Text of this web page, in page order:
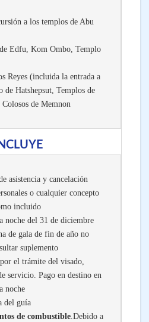
a los templos de Abu
Edfu, Kom Ombo, Templo
Reyes (incluida la entrada a
de Hatshepsut, Templos de
de Memnon
asistencia y cancelación
o cualquier concepto
incluido
noche del 31 de diciembre
de gala de fin de año no
suplemento
el trámite del visado,
servicio. Pago en destino en
noche
del guía
de combustible.Debido a